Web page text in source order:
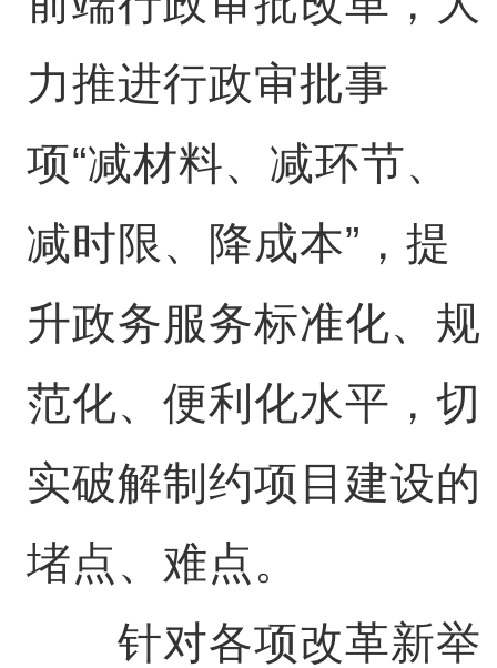
力推进行政审批事
项“减材料、减环节、
减时限、降成本”，提
升政务服务标准化、规
范化、便利化水平，切
实破解制约项目建设的
堵点、难点。
针对各项改革新举